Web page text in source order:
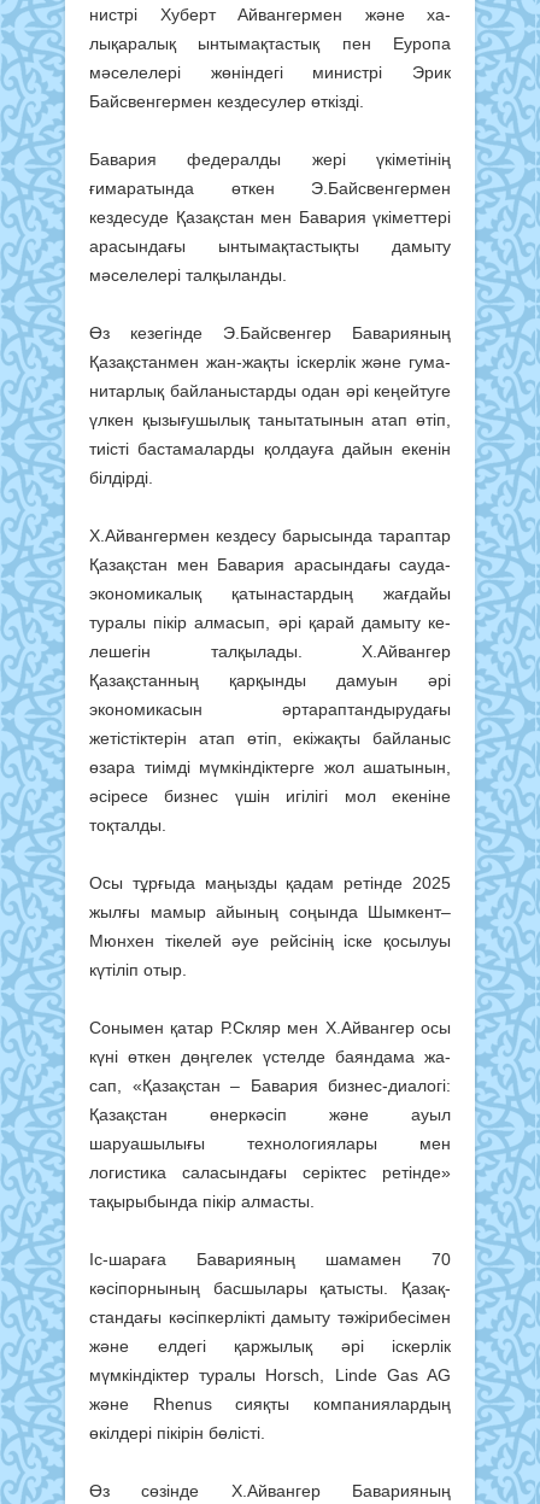
нистрі Хуберт Айвангермен және ха­
лықаралық ынтымақтастық пен Еуропа
мәселелері жөніндегі министрі Эрик
Байсвенгермен кездесулер өткізді.
Бавария федералды жері үкіметінің
ғимаратында өткен Э.Байсвенгермен
кездесуде Қазақстан мен Бавария үкіметтері
арасындағы ынтымақтастықты дамыту
мәселелері талқыланды.
Өз кезегінде Э.Байсвенгер Баварияның
Қазақстанмен жан-жақты іскерлік және гу­ма­
нитарлық байланыстарды одан әрі кеңейтуге
үлкен қызығушылық танытатынын атап өтіп,
тиісті бастамаларды қолдауға дайын екенін
білдірді.
Х.Айвангермен кездесу барысында тараптар
Қазақстан мен Бавария арасындағы сауда-
экономикалық қатынас­тар­дың жағдайы
туралы пікір ал­масып, әрі қарай дамыту ке­
ле­шегін талқылады. Х.Айван­гер
Қазақстанның қар­қынды дамуын әрі
экономикасын әртараптандырудағы
жетістіктерін атап өтіп, екі­жақты байланыс
өзара тиімді мүм­кін­діктерге жол ашатынын,
әсіресе бизнес үшін игілігі мол екеніне
тоқталды.
Осы тұрғыда маңызды қадам ретінде 2025
жылғы мамыр айының соңында Шымкент–
Мюнхен тікелей әуе рейсінің іске қосылуы
күтіліп отыр.
Сонымен қатар Р.Скляр мен Х.Айвангер осы
күні өткен дөң­гелек үстелде баяндама жа­­
сап, «Қазақстан – Бавария биз­нес-диалогі:
Қазақстан өнеркәсіп және ауыл
шаруашылығы ­тех­нологиялары мен
логистика са­ласындағы серіктес ретінде»
тақырыбында пікір алмасты.
Іс-шараға Баварияның шамамен 70
кәсіпорнының бас­шы­лары қатысты. Қазақ­
стан­дағы кәсіпкерлікті дамыту тәжі­рибесімен
және елдегі қаржылық әрі іскерлік
мүмкіндіктер туралы Horsch, Linde Gas AG
және Rhenus сияқты компаниялардың
өкілдері пікірін бөлісті.
Өз сөзінде Х.Айвангер Бава­рияның